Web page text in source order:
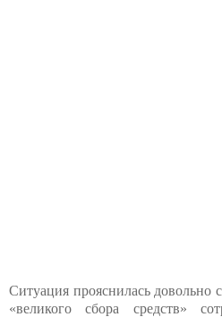
Ситуация прояснилась довольно
«великого сбора средств»